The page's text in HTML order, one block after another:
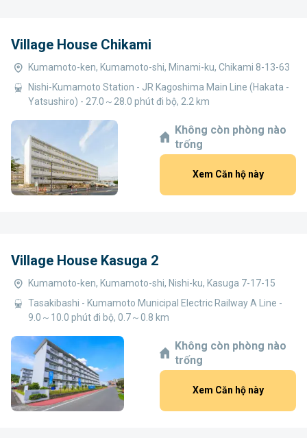
Village House Chikami
Kumamoto-ken, Kumamoto-shi, Minami-ku, Chikami 8-13-63
Nishi-Kumamoto Station - JR Kagoshima Main Line (Hakata -
Yatsushiro) - 27.0～28.0 phút đi bộ, 2.2 km
Không còn phòng nào
trống
Xem Căn hộ này
Village House Kasuga 2
Kumamoto-ken, Kumamoto-shi, Nishi-ku, Kasuga 7-17-15
Tasakibashi - Kumamoto Municipal Electric Railway A Line -
9.0～10.0 phút đi bộ, 0.7～0.8 km
Không còn phòng nào
trống
Xem Căn hộ này